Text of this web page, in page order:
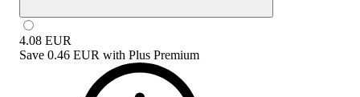
4.08 EUR
Save 0.46 EUR with Plus Premium